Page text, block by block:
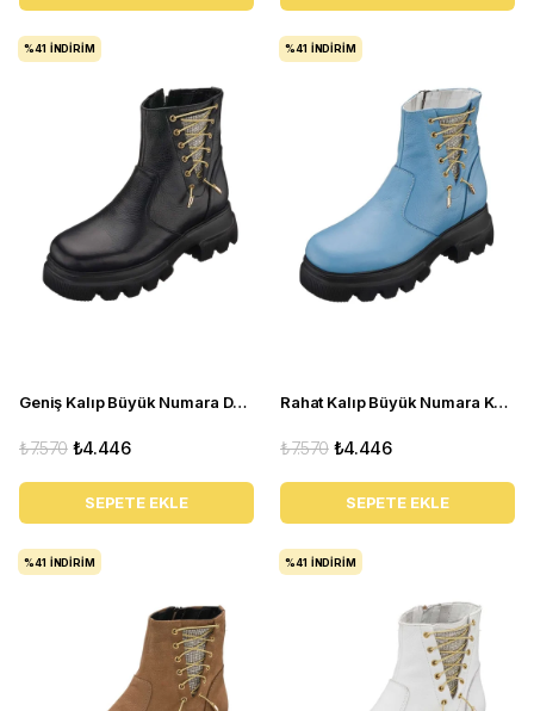
Geniş Kalıp Büyük Numara Deri Kadın BOT Gaye1003 Siyah
₺4.446
₺7.570
SEPETE EKLE
%41 İNDIRIM
Rahat Kalıp Büyük Numara Kadın Bot Gaye1003 bebe mavi
₺4.446
₺7.570
SEPETE EKLE
%41 İNDIRIM
%41 İNDIRIM %41 İNDIRIM